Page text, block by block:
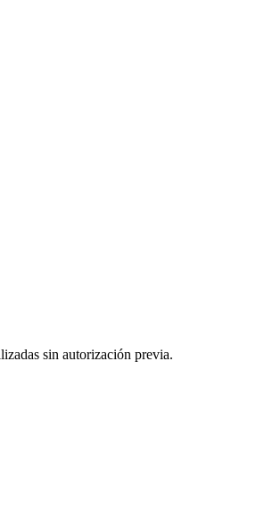
sin autorización previa.